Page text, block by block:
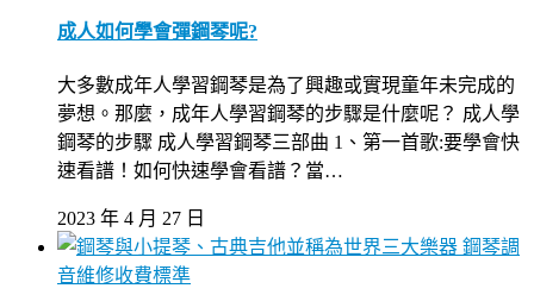
成人如何學會彈鋼琴呢?
大多數成年人學習鋼琴是為了興趣或實現童年未完成的
夢想。那麼，成年人學習鋼琴的步驟是什麼呢？ 成人學
鋼琴的步驟 成人學習鋼琴三部曲 1、第一首歌:要學會快
速看譜！如何快速學會看譜？當…
2023 年 4 月 27 日
鋼琴調
音維修收費標準